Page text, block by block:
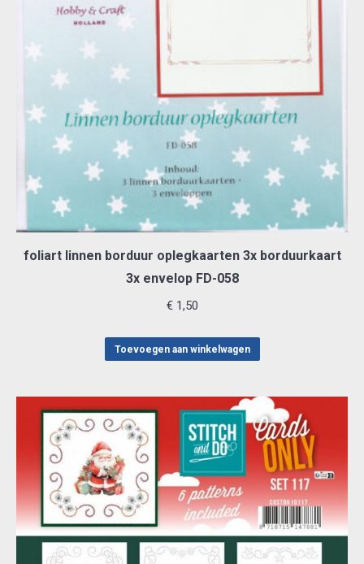
foliart linnen borduur oplegkaarten 3x borduurkaart
3x envelop FD-058
€1,50
Toevoegen aan winkelwagen